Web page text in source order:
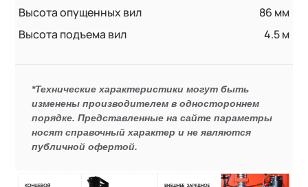
Высота опущенных вил
86 мм
Высота подъема вил
4.5 м
*Технические характеристики могут быть
изменены производителем в одностороннем
порядке. Представленные на сайте параметры
носят справочный характер и не являются
публичной офертой.